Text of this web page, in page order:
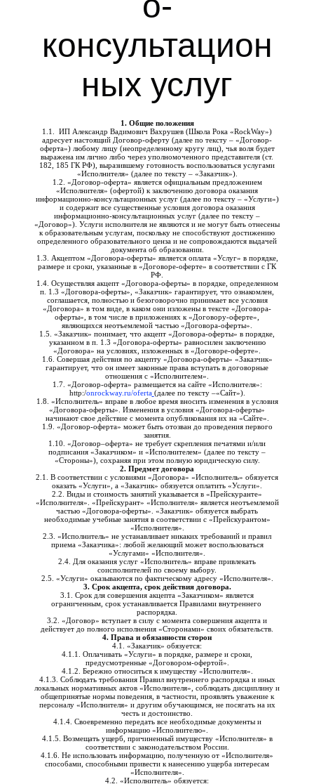
консультацион
ных услуг
1. Общие положения
1.1. ИП Александр Вадимович Вахрушев (Школа Рока «RockWay»)
адресует настоящий Договор-оферту (далее по тексту – «Договор-
оферта») любому лицу (неопределенному кругу лиц), чья воля будет
выражена им лично либо через уполномоченного представителя (ст.
182, 185 ГК РФ), выразившему готовность воспользоваться услугами
«Исполнителя» (далее по тексту – «Заказчик»).
1.2. «Договор-оферта» является официальным предложением
«Исполнителя» (офертой) к заключению договора оказания
информационно-консультационных услуг (далее по тексту – «Услуги»)
и содержит все существенные условия договора оказания
информационно-консультационных услуг (далее по тексту –
«Договор»). Услуги исполнителя не являются и не могут быть отнесены
к образовательным услугам, поскольку не способствуют достижению
определенного образовательного ценза и не сопровождаются выдачей
документа об образовании.
1.3. Акцептом «Договора-оферты» является оплата «Услуг» в порядке,
размере и сроки, указанные в «Договоре-оферте» в соответствии с ГК
РФ.
1.4. Осуществляя акцепт «Договора-оферты» в порядке, определенном
п. 1.3 «Договора-оферты», «Заказчик» гарантирует, что ознакомлен,
соглашается, полностью и безоговорочно принимает все условия
«Договора» в том виде, в каком они изложены в тексте «Договора-
оферты», в том числе в приложениях к «Договору-оферте»,
являющихся неотъемлемой частью «Договора-оферты».
1.5. «Заказчик» понимает, что акцепт «Договора-оферты» в порядке,
указанном в п. 1.3 «Договора-оферты» равносилен заключению
«Договора» на условиях, изложенных в «Договоре-оферте».
1.6. Совершая действия по акцепту «Договора-оферты» «Заказчик»
гарантирует, что он имеет законные права вступать в договорные
отношения с «Исполнителем».
1.7. «Договор-оферта» размещается на сайте «Исполнителя»:
http:/onrockway.ru/oferta (далее по тексту –«Сайт»).
1.8. «Исполнитель» вправе в любое время вносить изменения в условия
«Договора-оферты». Изменения в условия «Договора-оферты»
начинают свое действие с момента опубликования их на «Сайте».
1.9. «Договор-оферта» может быть отозван до проведения первого
занятия.
1.10. «Договор–оферта» не требует скрепления печатями и/или
подписания «Заказчиком» и «Исполнителем» (далее по тексту –
«Стороны»), сохраняя при этом полную юридическую силу.
2. Предмет договора
2.1. В соответствии с условиями «Договора» «Исполнитель» обязуется
оказать «Услуги», а «Заказчик» обязуется оплатить «Услуги».
2.2. Виды и стоимость занятий указывается в «Прейскуранте»
«Исполнителя». «Прейскурант» «Исполнителя» является неотъемлемой
частью «Договора-оферты». «Заказчик» обязуется выбрать
необходимые учебные занятия в соответствии с «Прейскурантом»
«Исполнителя».
2.3. «Исполнитель» не устанавливает никаких требований и правил
приема «Заказчика»: любой желающий может воспользоваться
«Услугами» «Исполнителя».
2.4. Для оказания услуг «Исполнитель» вправе привлекать
соисполнителей по своему выбору.
2.5. «Услуги» оказываются по фактическому адресу «Исполнителя».
3. Срок акцепта, срок действия договора.
3.1. Срок для совершения акцепта «Заказчиком» является
ограниченным, срок устанавливается Правилами внутреннего
распорядка.
3.2. «Договор» вступает в силу с момента совершения акцепта и
действует до полного исполнения «Сторонами» своих обязательств.
4. Права и обязанности сторон
4.1. «Заказчик» обязуется:
4.1.1. Оплачивать «Услуги» в порядке, размере и сроки,
предусмотренные «Договором-офертой».
4.1.2. Бережно относиться к имуществу «Исполнителя».
4.1.3. Соблюдать требования Правил внутреннего распорядка и иных
локальных нормативных актов «Исполнителя», соблюдать дисциплину и
общепринятые нормы поведения, в частности, проявлять уважение к
персоналу «Исполнителя» и другим обучающимся, не посягать на их
честь и достоинство.
4.1.4. Своевременно передать все необходимые документы и
информацию «Исполнителю».
4.1.5. Возмещать ущерб, причиненный имуществу «Исполнителя» в
соответствии с законодательством России.
4.1.6. Не использовать информацию, полученную от «Исполнителя»
способами, способными привести к нанесению ущерба интересам
«Исполнителя».
4.2. «Исполнитель» обязуется: